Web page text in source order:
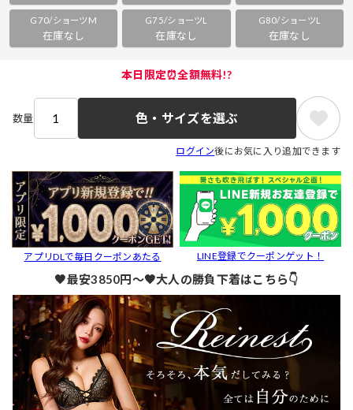
G70/ショーツM
在庫なし
G75/ショーツL
在庫なし
G80/ショーツL
在庫なし
本日限定⏰全額無料!?
数量 色・サイズを選ぶ
ログイン後にお気に入り追加できます
アプリDLで毎日クーポンあたる LINE登録でクーポンゲット！
🖤最安3850円～🖤大人の勝負下着はこちら👇